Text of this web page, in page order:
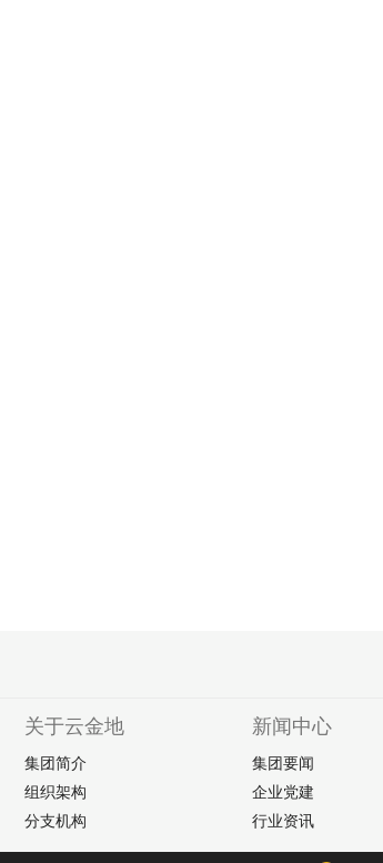
关于云金地
集团简介
组织架构
分支机构
新闻中心
集团要闻
企业党建
行业资讯